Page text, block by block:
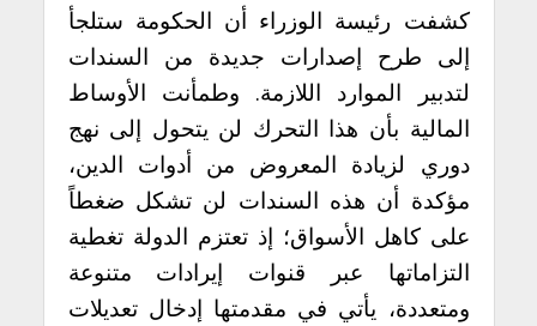
كشفت رئيسة الوزراء أن الحكومة ستلجأ
إلى طرح إصدارات جديدة من السندات
لتدبير الموارد اللازمة. وطمأنت الأوساط
المالية بأن هذا التحرك لن يتحول إلى نهج
دوري لزيادة المعروض من أدوات الدين،
مؤكدة أن هذه السندات لن تشكل ضغطاً
على كاهل الأسواق؛ إذ تعتزم الدولة تغطية
التزاماتها عبر قنوات إيرادات متنوعة
ومتعددة، يأتي في مقدمتها إدخال تعديلات